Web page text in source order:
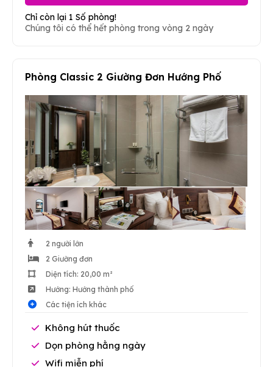
Chỉ còn lại 1 Số phòng!
Chúng tôi có thể hết phòng trong vòng 2 ngày
Phòng Classic 2 Giường Đơn Hướng Phố
2 người lớn
2 Giường đơn
Diện tích: 20,00 m²
Hướng: Hướng thành phố
Các tiện ích khác
Không hút thuốc
Dọn phòng hằng ngày
Wifi miễn phí